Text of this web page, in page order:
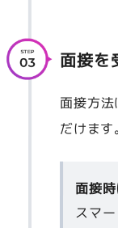
面接を
面接方
だけます
面接
スマ